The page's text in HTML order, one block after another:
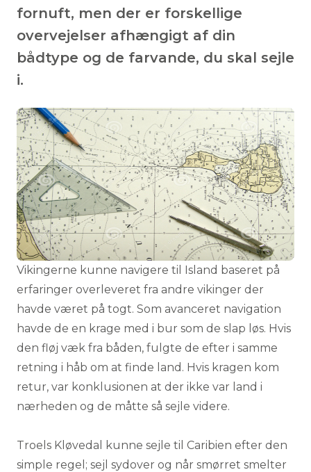
fornuft, men der er forskellige
overvejelser afhængigt af din
bådtype og de farvande, du skal sejle
i.
Vikingerne kunne navigere til Island baseret på
erfaringer overleveret fra andre vikinger der
havde været på togt. Som avanceret navigation
havde de en krage med i bur som de slap løs. Hvis
den fløj væk fra båden, fulgte de efter i samme
retning i håb om at finde land. Hvis kragen kom
retur, var konklusionen at der ikke var land i
nærheden og de måtte så sejle videre.
Troels Kløvedal kunne sejle til Caribien efter den
simple regel; sejl sydover og når smørret smelter